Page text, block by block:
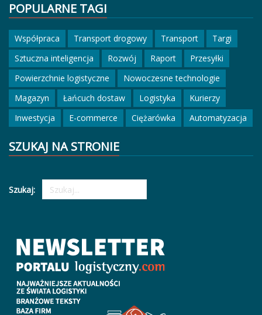
POPULARNE TAGI
Współpraca Transport drogowy Transport
Targi
Sztuczna inteligencja
Rozwój Raport
Przesyłki
Powierzchnie logistyczne
Nowoczesne technologie
Magazyn
Łańcuch dostaw Logistyka
Kurierzy
Inwestycja
E-commerce Ciężarówka Automatyzacja
SZUKAJ NA STRONIE
Szukaj: